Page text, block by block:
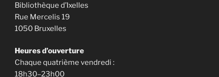
Bibliothèque d’Ixelles
Rue Mercelis 19
1050 Bruxelles
Heures d’ouverture
Chaque quatrième vendredi :
18h30–23h00